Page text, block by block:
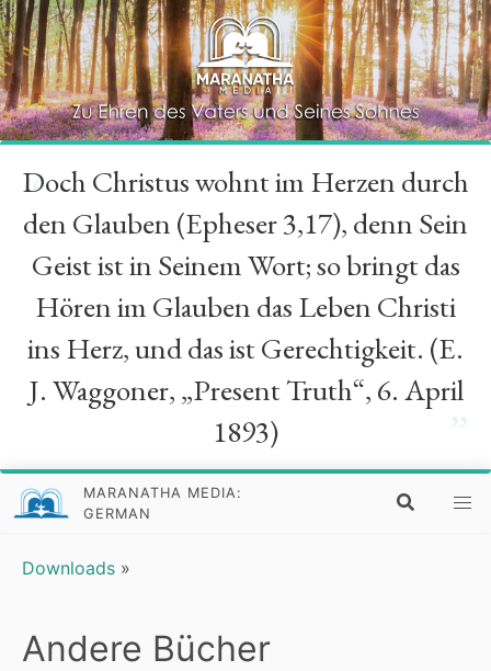
“
Doch Christus wohnt im Herzen durch
den Glauben (Epheser 3,17), denn Sein
Geist ist in Seinem Wort; so bringt das
Hören im Glauben das Leben Christi
ins Herz, und das ist Gerechtigkeit. (E.
J. Waggoner, „Present Truth“, 6. April
1893)
MARANATHA MEDIA:
GERMAN
Downloads »
Andere Bücher